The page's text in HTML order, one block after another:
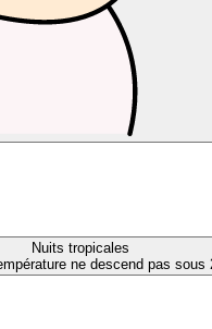
Nuits tropicales
ne descend pas sous